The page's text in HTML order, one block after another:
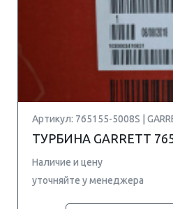
Артикул: 765155-5008S |
ТУРБИНА GARRETT
Наличие и цену
уточняйте у менеджера